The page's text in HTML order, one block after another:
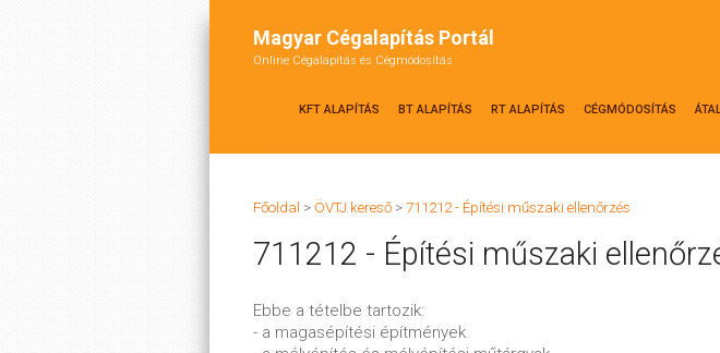
Magyar Cégalapítás Portál
Online Cégalapítás és Cégmódosítás
KFT ALAPÍTÁS BT ALAPÍTÁS RT ALAPÍTÁS CÉGMÓDOSÍTÁS
Főoldal > ÖVTJ kereső > 711212 - Építési műszaki ellenőrzés
711212 - Építési műszaki
Ebbe a tételbe tartozik:
- a magasépítési építmények